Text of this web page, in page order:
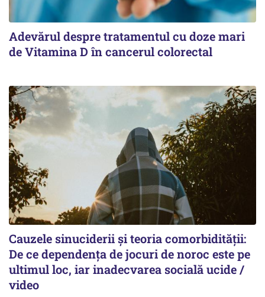
Adevărul despre tratamentul cu doze mari
de Vitamina D în cancerul colorectal
Cauzele sinuciderii și teoria comorbidității:
De ce dependența de jocuri de noroc este pe
ultimul loc, iar inadecvarea socială ucide /
video